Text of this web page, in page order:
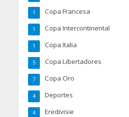
Copa Francesa
1
Copa Intercontinental
1
Copa Italia
1
Copa Libertadores
5
Copa Oro
7
Deportes
4
Eredivisie
4